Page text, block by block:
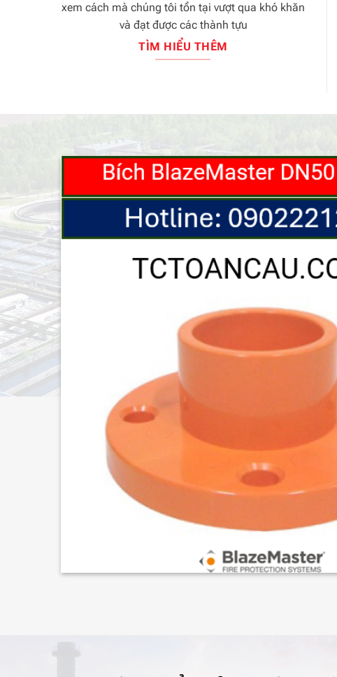
xem cách mà chúng tôi tồn tại vượt qua khó khăn
và đạt được các thành tựu
TÌM HIỂU THÊM